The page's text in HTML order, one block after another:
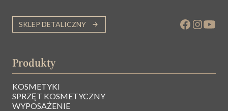
SKLEP DETALICZNY
Produkty
KOSMETYKI
SPRZĘT KOSMETYCZNY
WYPOSAŻENIE